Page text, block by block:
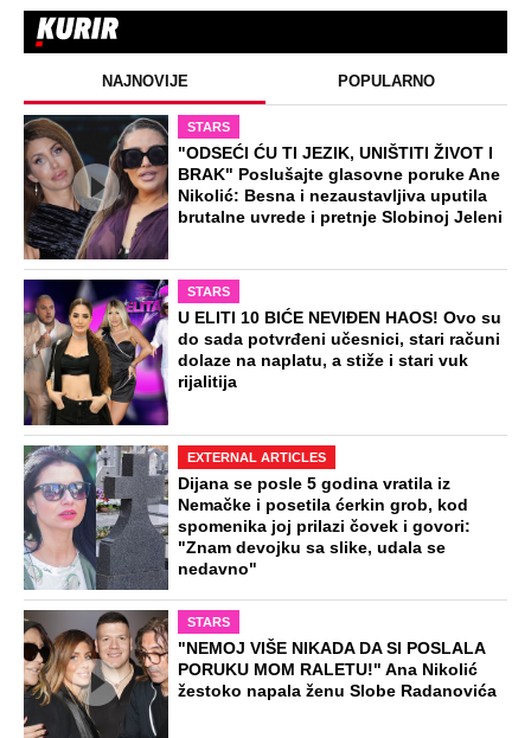
NAJNOVIJE POPULARNO
STARS
"ODSEĆI ĆU TI JEZIK, UNIŠTITI ŽIVOT I
BRAK" Poslušajte glasovne poruke Ane
Nikolić: Besna i nezaustavljiva uputila
brutalne uvrede i pretnje Slobinoj Jeleni
STARS
U ELITI 10 BIĆE NEVIĐEN HAOS! Ovo su
do sada potvrđeni učesnici, stari računi
dolaze na naplatu, a stiže i stari vuk
rijalitija
EXTERNAL ARTICLES
Dijana se posle 5 godina vratila iz
Nemačke i posetila ćerkin grob, kod
spomenika joj prilazi čovek i govori:
"Znam devojku sa slike, udala se
nedavno"
STARS
"NEMOJ VIŠE NIKADA DA SI POSLALA
PORUKU MOM RALETU!" Ana Nikolić
žestoko napala ženu Slobe Radanovića